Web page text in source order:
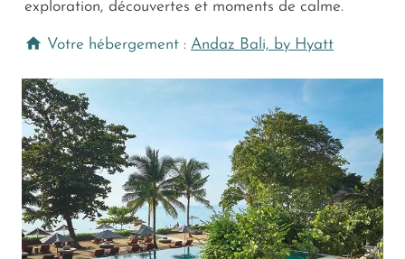
exploration, découvertes et moments de calme.
Votre hébergement : Andaz Bali, by Hyatt